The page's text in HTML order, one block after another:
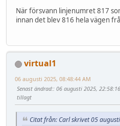
När försvann linjenumret 817
innan det blev 816 hela vägen
virtual1
06 augusti 2025, 08:48:44 AM
Senast ändrad:: 06 augusti 2025,
tillagt
Citat från: Carl skrivet 05